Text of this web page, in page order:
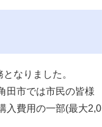
なりました。
田市では市民の皆様
入費用の一部(最大2,0